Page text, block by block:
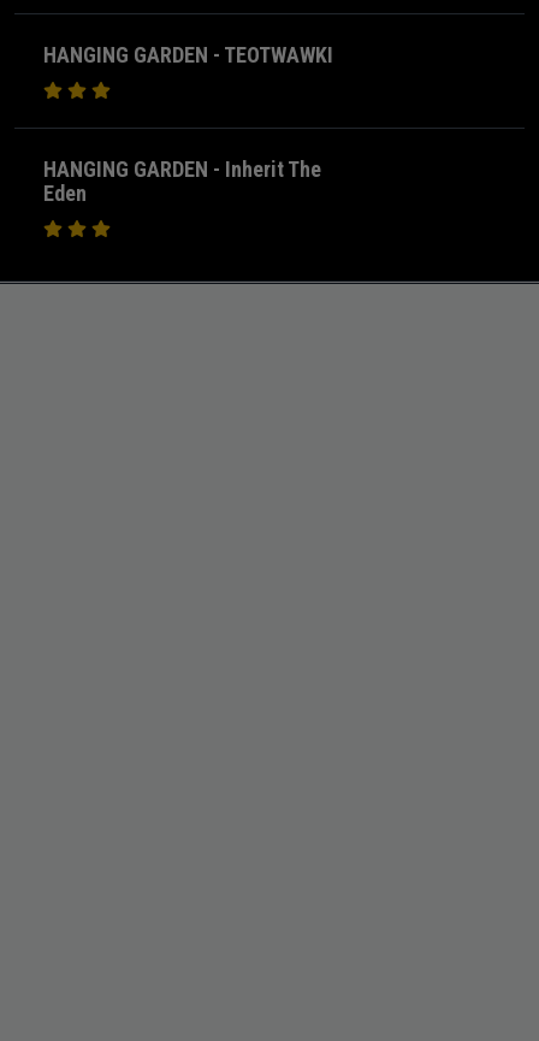
HANGING GARDEN - TEOTWAWKI
HANGING GARDEN - Inherit The
Eden